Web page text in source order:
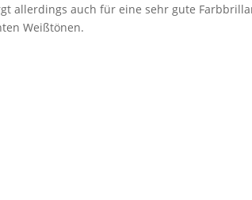
allerdings auch für eine sehr gute
Weißtönen.